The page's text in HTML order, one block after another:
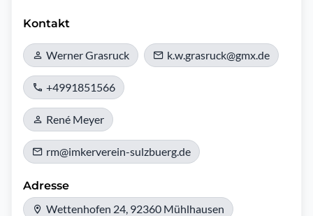
Kontakt
Werner Grasruck k.w.grasruck@gmx.de
+4991851566
René Meyer
rm@imkerverein-sulzbuerg.de
Adresse
Wettenhofen 24, 92360 Mühlhausen